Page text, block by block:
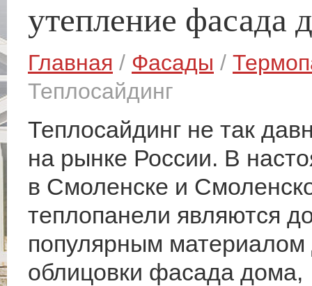
утепление фасада
Главная / Фасады /
Теплосайдинг
Теплосайдинг не так
на рынке России. В
в Смоленске и
теплопанели являются
популярным материалом
облицовки фасада дома,